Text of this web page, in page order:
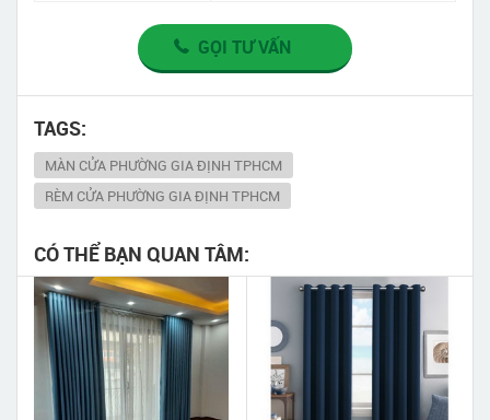
GỌI TƯ VẤN
TAGS:
MÀN CỬA PHƯỜNG GIA ĐỊNH TPHCM
RÈM CỬA PHƯỜNG GIA ĐỊNH TPHCM
CÓ THỂ BẠN QUAN TÂM: